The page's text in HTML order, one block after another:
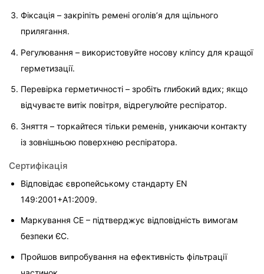
Фіксація – закріпіть ремені оголів’я для щільного
прилягання.
Регулювання – використовуйте носову кліпсу для кращої
герметизації.
Перевірка герметичності – зробіть глибокий вдих; якщо
відчуваєте витік повітря, відрегулюйте респіратор.
Зняття – торкайтеся тільки ременів, уникаючи контакту
із зовнішньою поверхнею респіратора.
Сертифікація
Відповідає європейському стандарту EN
149:2001+A1:2009.
Маркування CE – підтверджує відповідність вимогам
безпеки ЄС.
Пройшов випробування на ефективність фільтрації